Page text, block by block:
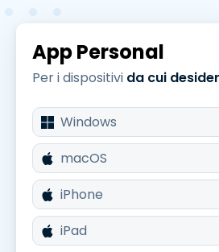
App Personal
Per i dispositivi da cui
Windows
macOS
iPhone
iPad